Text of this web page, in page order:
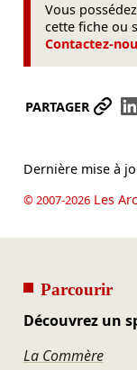
Vous
cette fiche ou
Contactez-
PARTAGER
Dernière mise à
© 2007-2026Les
Parcourir
Découvrez un
La Commère